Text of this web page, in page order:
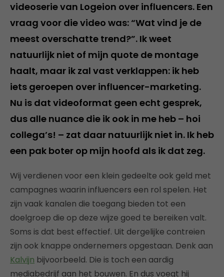
videoserie van Logeion over influencers. Een
vraag voor die video was: “Wat vind je de
meest overschatte trend?”. Ik weet
natuurlijk niet of mijn quote de montage
haalt, maar ik zal vast verklappen: ik heb
iets geroepen over influencer-marketing.
Nu is dat videoformat geen echt gesprek,
dus alle nuance die ik ook in me heb – hoi
collega’s! – zat daar natuurlijk niet in. Ik heb
een pak boter op mijn hoofd als ik dat zeg.
Wij verdienen voor een klein gedeelte ook geld met
campagnes waarin influencers een rol spelen. Het
zijn vaak kanalen die toegang bieden tot een
doelgroep die op deze wijze goed te bereiken valt.
Soms is dat best effectief. Uit dergelijke contreien
zijn ook knappe ondernemers opgestaan. Denk aan
Kalvijn bijvoorbeeld. Die is toch een aardig
mediabedrijf aan het bouwen. En dus voegt hij